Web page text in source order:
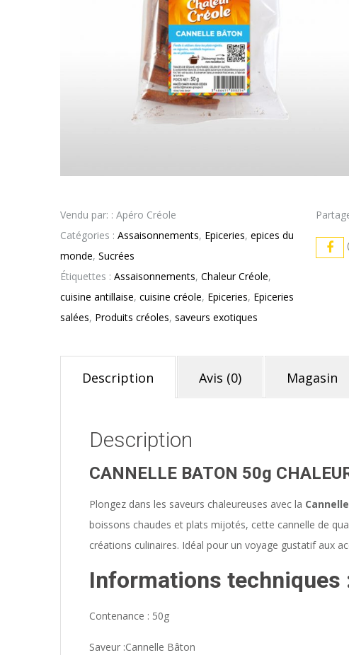
Vendu par: : Apéro Créole
Catégories : Assaisonnements, Epiceries, epices du
monde, Sucrées
Étiquettes : Assaisonnements, Chaleur Créole,
cuisine antillaise, cuisine créole, Epiceries, Epiceries
salées, Produits créoles, saveurs exotiques
Description Avis (0) Magasin
Description
CANNELLE BATON 50g
Plongez dans les saveurs chaleureuses avec la
boissons chaudes et plats mijotés, cette cannelle de
créations culinaires. Idéal pour un voyage gustatif aux
Informations techniques
Contenance : 50g
Saveur :Cannelle Bâton